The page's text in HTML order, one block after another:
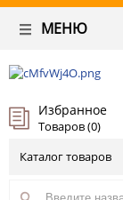
МЕНЮ
Избранное
Товаров (0)
Каталог товаров